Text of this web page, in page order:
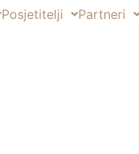
Posjetitelji Partneri